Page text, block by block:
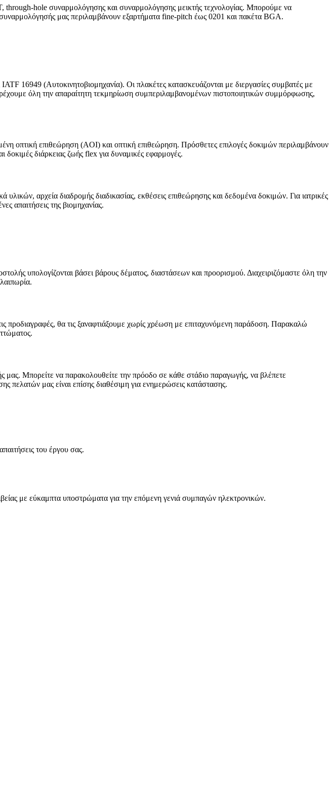
hole συναρμολόγησης και συναρμολόγησης μεικτής τεχνολογίας. Μπορούμε να
μας περιλαμβάνουν εξαρτήματα fine-pitch έως 0201 και πακέτα BGA.
16949 (Αυτοκινητοβιομηχανία). Οι πλακέτες κατασκευάζονται με διεργασίες συμβατές με
όλη την απαραίτητη τεκμηρίωση συμπεριλαμβανομένων πιστοποιητικών συμμόρφωσης,
οπτική επιθεώρηση (AOI) και οπτική επιθεώρηση. Πρόσθετες επιλογές δοκιμών περιλαμβάνουν
διάρκειας ζωής flex για δυναμικές εφαρμογές.
υλικών, αρχεία διαδρομής διαδικασίας, εκθέσεις επιθεώρησης και δεδομένα δοκιμών. Για ιατρικές
απαιτήσεις της βιομηχανίας.
υπολογίζονται βάσει βάρους δέματος, διαστάσεων και προορισμού. Διαχειριζόμαστε όλη την
προδιαγραφές, θα τις ξαναφτιάξουμε χωρίς χρέωση με επιταχυνόμενη παράδοση. Παρακαλώ
Μπορείτε να παρακολουθείτε την πρόοδο σε κάθε στάδιο παραγωγής, να βλέπετε
πελατών μας είναι επίσης διαθέσιμη για ενημερώσεις κατάστασης.
του έργου σας.
με εύκαμπτα υποστρώματα για την επόμενη γενιά συμπαγών ηλεκτρονικών.